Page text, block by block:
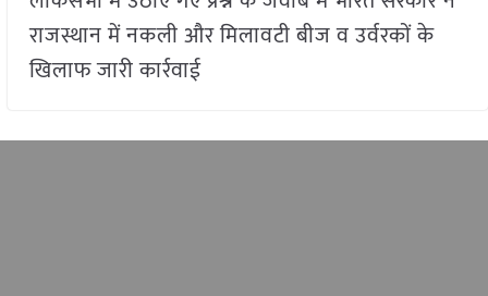
राजस्थान में नकली और मिलावटी बीज व उर्वरकों के
खिलाफ जारी कार्रवाई